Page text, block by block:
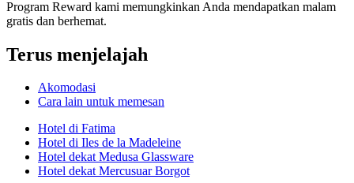
Program Reward kami memungkinkan Anda mendapatkan malam
gratis dan berhemat.
Terus menjelajah
Akomodasi
Cara lain untuk memesan
Hotel di Fatima
Hotel di Iles de la Madeleine
Hotel dekat Medusa Glassware
Hotel dekat Mercusuar Borgot